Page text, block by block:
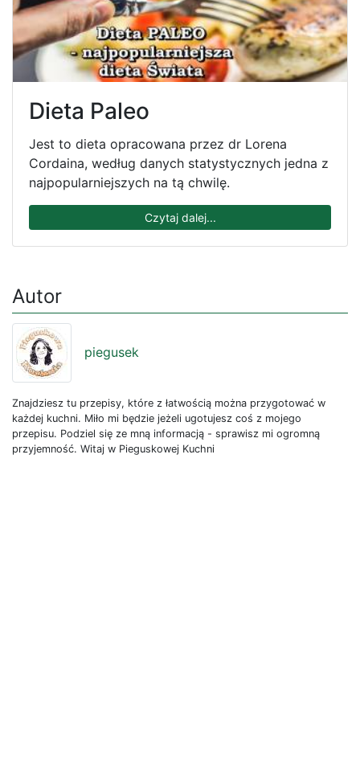
Dieta Paleo
Jest to dieta opracowana przez dr Lorena
Cordaina, według danych statystycznych jedna z
najpopularniejszych na tą chwilę.
Czytaj dalej...
Autor
piegusek
Znajdziesz tu przepisy, które z łatwością można przygotować w
każdej kuchni. Miło mi będzie jeżeli ugotujesz coś z mojego
przepisu. Podziel się ze mną informacją - sprawisz mi ogromną
przyjemność. Witaj w Pieguskowej Kuchni